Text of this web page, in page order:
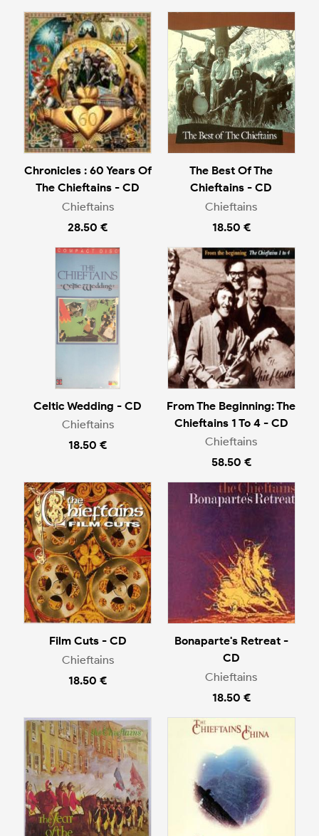
Chronicles : 60 Years Of
The Chieftains - CD
Chieftains
28.50 €
The Best Of The
Chieftains - CD
Chieftains
18.50 €
Celtic Wedding - CD
Chieftains
18.50 €
From The Beginning: The
Chieftains 1 To 4 - CD
Chieftains
58.50 €
Film Cuts - CD
Chieftains
18.50 €
Bonaparte's Retreat -
CD
Chieftains
18.50 €